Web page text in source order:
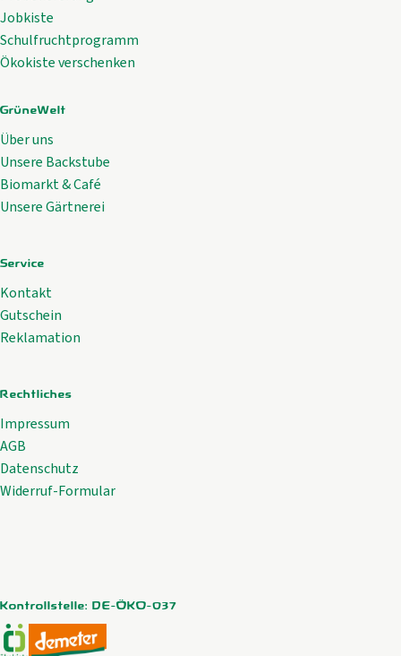
Jobkiste
Schulfruchtprogramm
Ökokiste verschenken
GrüneWelt
Über uns
Unsere Backstube
Biomarkt & Café
Unsere Gärtnerei
Service
Kontakt
Gutschein
Reklamation
Rechtliches
Impressum
AGB
Datenschutz
Widerruf-Formular
Kontrollstelle: DE-ÖKO-037
Externer Link zu https://www.oekokiste.de/